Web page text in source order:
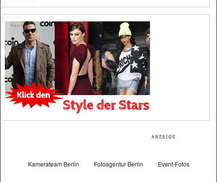
Kamerateam Berlin Fotoagentur Berlin Event-Fotos